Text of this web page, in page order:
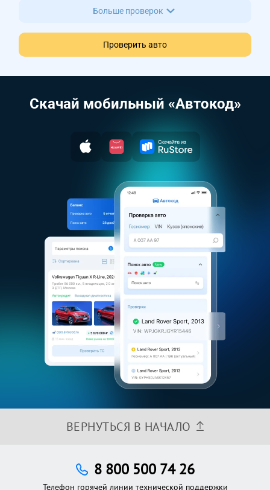
Больше проверок
Проверить авто
Скачай мобильный «Автокод»
ВЕРНУТЬСЯ В НАЧАЛО
8 800 500 74 26
Телефон горячей линии технической поддержки